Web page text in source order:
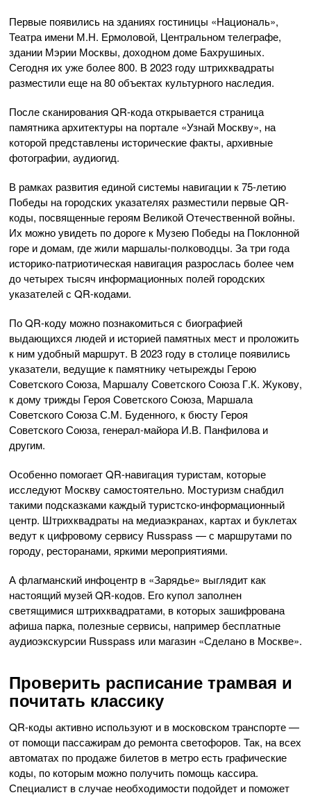
Первые появились на зданиях гостиницы «Националь»,
Театра имени М.Н. Ермоловой, Центральном телеграфе,
здании Мэрии Москвы, доходном доме Бахрушиных.
Сегодня их уже более 800. В 2023 году штрихквадраты
разместили еще на 80 объектах культурного наследия.
После сканирования QR-кода открывается страница
памятника архитектуры на портале «Узнай Москву», на
которой представлены исторические факты, архивные
фотографии, аудиогид.
В рамках развития единой системы навигации к 75-летию
Победы на городских указателях разместили первые QR-
коды, посвященные героям Великой Отечественной войны.
Их можно увидеть по дороге к Музею Победы на Поклонной
горе и домам, где жили маршалы-полководцы. За три года
историко-патриотическая навигация разрослась более чем
до четырех тысяч информационных полей городских
указателей с QR-кодами.
По QR-коду можно познакомиться с биографией
выдающихся людей и историей памятных мест и проложить
к ним удобный маршрут. В 2023 году в столице появились
указатели, ведущие к памятнику четырежды Герою
Советского Союза, Маршалу Советского Союза Г.К. Жукову,
к дому трижды Героя Советского Союза, Маршала
Советского Союза С.М. Буденного, к бюсту Героя
Советского Союза, генерал-майора И.В. Панфилова и
другим.
Особенно помогает QR-навигация туристам, которые
исследуют Москву самостоятельно. Мостуризм снабдил
такими подсказками каждый туристско-информационный
центр. Штрихквадраты на медиаэкранах, картах и буклетах
ведут к цифровому сервису Russpass — с маршрутами по
городу, ресторанами, яркими мероприятиями.
А флагманский инфоцентр в «Зарядье» выглядит как
настоящий музей QR-кодов. Его купол заполнен
светящимися штрихквадратами, в которых зашифрована
афиша парка, полезные сервисы, например бесплатные
аудиоэкскурсии Russpass или магазин «Сделано в Москве».
Проверить расписание трамвая и
почитать классику
QR-коды активно используют и в московском транспорте —
от помощи пассажирам до ремонта светофоров. Так, на всех
автоматах по продаже билетов в метро есть графические
коды, по которым можно получить помощь кассира.
Специалист в случае необходимости подойдет и поможет